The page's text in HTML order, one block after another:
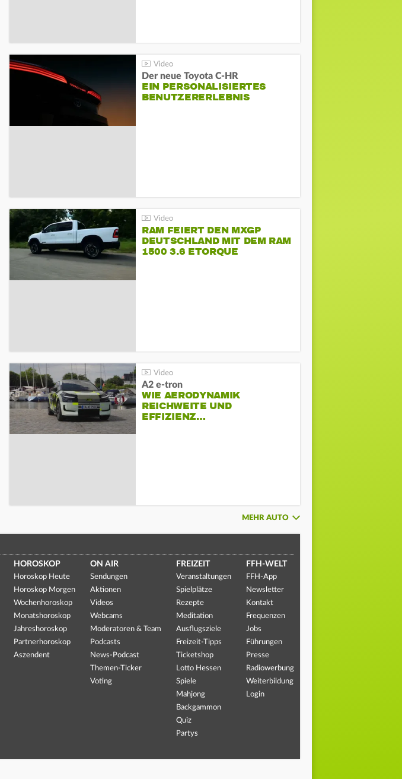
Der neue Toyota C-HR
EIN PERSONALISIERTES
BENUTZERERLEBNIS
RAM FEIERT DEN MXGP
DEUTSCHLAND MIT DEM RAM
1500 3.6 ETORQUE
A2 e-tron
WIE AERODYNAMIK
REICHWEITE UND
EFFIZIENZ…
MEHR AUTO
HOROSKOP
Horoskop Heute
Horoskop Morgen
Wochenhoroskop
Monatshoroskop
Jahreshoroskop
Partnerhoroskop
Aszendent
ON AIR
Sendungen
Aktionen
Videos
Webcams
Moderatoren & Team
Podcasts
News-Podcast
Themen-Ticker
Voting
FREIZEIT
Veranstaltungen
Spielplätze
Rezepte
Meditation
Ausflugsziele
Freizeit-Tipps
Ticketshop
Lotto Hessen
Spiele
Mahjong
Backgammon
Quiz
Partys
FFH-WELT
FFH-App
Newsletter
Kontakt
Frequenzen
Jobs
Führungen
Presse
Radiowerbung
Weiterbildung
Login